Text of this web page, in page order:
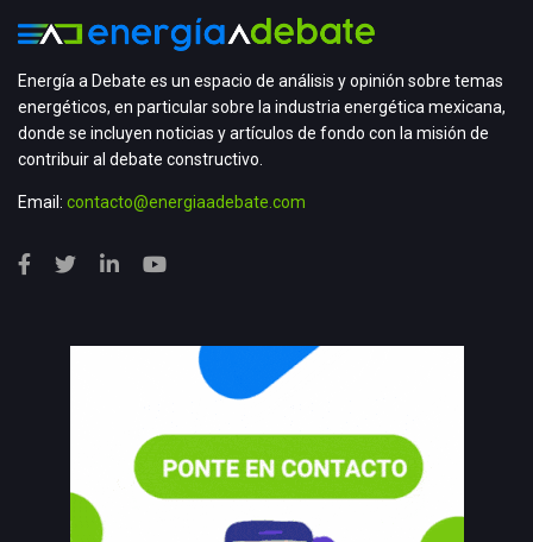
Energía a Debate es un espacio de análisis y opinión sobre temas
energéticos, en particular sobre la industria energética mexicana,
donde se incluyen noticias y artículos de fondo con la misión de
contribuir al debate constructivo.
Email: contacto@energiaadebate.com